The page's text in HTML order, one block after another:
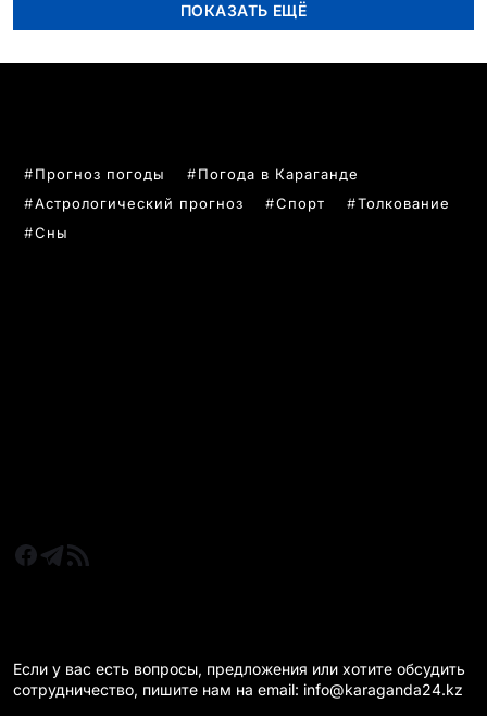
ПОКАЗАТЬ ЕЩЁ
Прогноз погоды
Погода в Караганде
Астрологический прогноз
Спорт
Толкование
Сны
Если у вас есть вопросы, предложения или хотите обсудить
сотрудничество, пишите нам на email: info@karaganda24.kz